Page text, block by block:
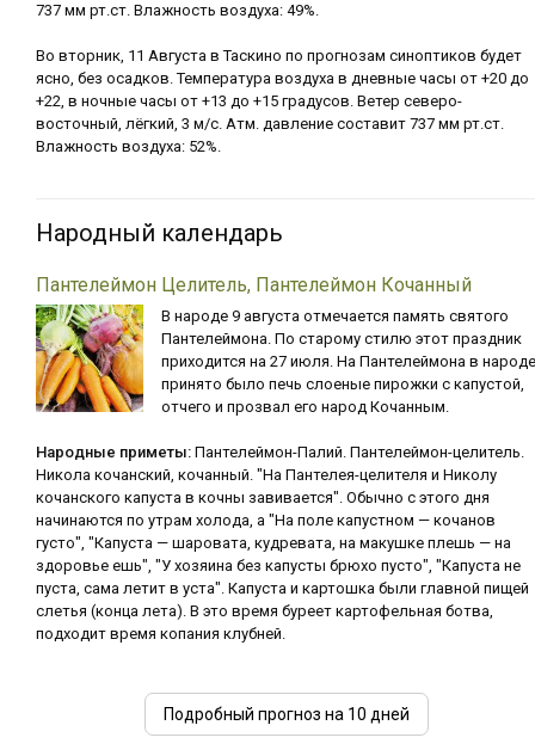
737 мм рт.ст. Влажность воздуха: 49%.
Во вторник, 11 Августа в Таскино по прогнозам синоптиков будет
ясно, без осадков. Температура воздуха в дневные часы от +20 до
+22, в ночные часы от +13 до +15 градусов. Ветер северо-
восточный, лёгкий, 3 м/с. Атм. давление составит 737 мм рт.ст.
Влажность воздуха: 52%.
Народный календарь
Пантелеймон Целитель, Пантелеймон Кочанный
В народе 9 августа отмечается память святого
Пантелеймона. По старому стилю этот праздник
приходится на 27 июля. На Пантелеймона в народе
принято было печь слоеные пирожки с капустой,
отчего и прозвал его народ Кочанным.
Народные приметы: Пантелеймон-Палий. Пантелеймон-целитель.
Никола кочанский, кочанный. "На Пантелея-целителя и Николу
кочанского капуста в кочны завивается". Обычно с этого дня
начинаются по утрам холода, а "На поле капустном — кочанов
густо", "Капуста — шаровата, кудревата, на макушке плешь — на
здоровье ешь", "У хозяина без капусты брюхо пусто", "Капуста не
пуста, сама летит в уста". Капуста и картошка были главной пищей
слетья (конца лета). В это время буреет картофельная ботва,
подходит время копания клубней.
Подробный прогноз на 10 дней